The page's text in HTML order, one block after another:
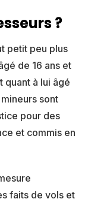
?
petit peu plus
de 16 ans et
quant à lui âgé
sont
pour des
et commis en
faits de vols et